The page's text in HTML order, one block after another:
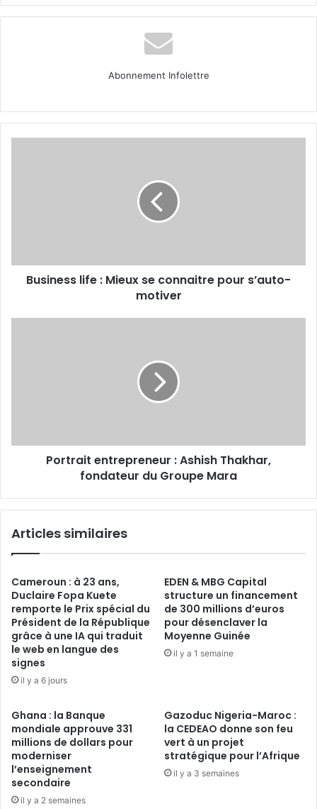
Abonnement Infolettre
Business life : Mieux se connaitre pour s’auto-
motiver
Portrait entrepreneur : Ashish Thakhar,
fondateur du Groupe Mara
Articles similaires
Cameroun : à 23 ans,
Duclaire Fopa Kuete
remporte le Prix spécial du
Président de la République
grâce à une IA qui traduit
le web en langue des
signes
il y a 6 jours
EDEN & MBG Capital
structure un financement
de 300 millions d’euros
pour désenclaver la
Moyenne Guinée
il y a 1 semaine
Ghana : la Banque
mondiale approuve 331
millions de dollars pour
moderniser
l’enseignement
secondaire
il y a 2 semaines
Gazoduc Nigeria-Maroc :
la CEDEAO donne son feu
vert à un projet
stratégique pour l’Afrique
il y a 3 semaines